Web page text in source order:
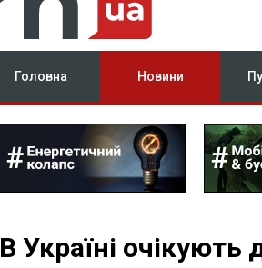
Головна Новини
В Україні очікують